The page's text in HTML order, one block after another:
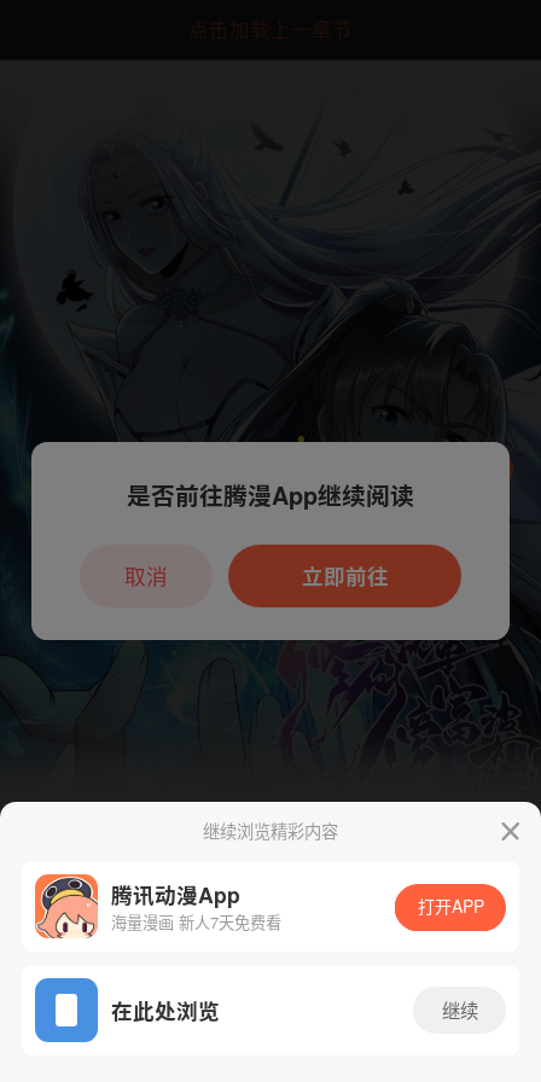
点击加载上一章节
App免费看
继续浏览精彩内容
腾讯动漫App
海量漫画 新人7天免费看
打开APP
在此处浏览 继续
本章节仅支持App阅读，可打开App新用
户7天免费看
是否前往腾漫App继续阅读
立即前往
取消